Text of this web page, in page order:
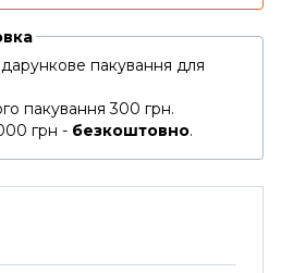
пакування для
пакування 300 грн.
грн - безкоштовно.